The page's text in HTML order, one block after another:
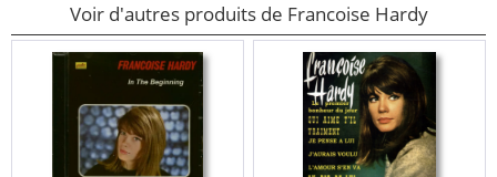
Voir d'autres produits de Francoise Hardy